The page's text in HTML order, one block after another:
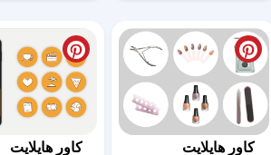
کاور هایلایت
کاور هایلایت